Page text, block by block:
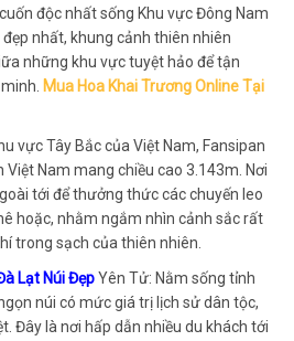
độc nhất sống Khu vực Đông Nam
nhất, khung cảnh thiên nhiên
những khu vực tuyệt hảo để tận
Mua Hoa Khai Trương Online Tại
vực Tây Bắc của Việt Nam, Fansipan
Việt Nam mang chiều cao 3.143m. Nơi
tới để thưởng thức các chuyến leo
hoặc, nhằm ngắm nhìn cảnh sắc rất
trong sạch của thiên nhiên.
Lạt Núi ĐẹpYên Tử: Nằm sống tỉnh
núi có mức giá trị lịch sử dân tộc,
Đây là nơi hấp dẫn nhiều du khách tới